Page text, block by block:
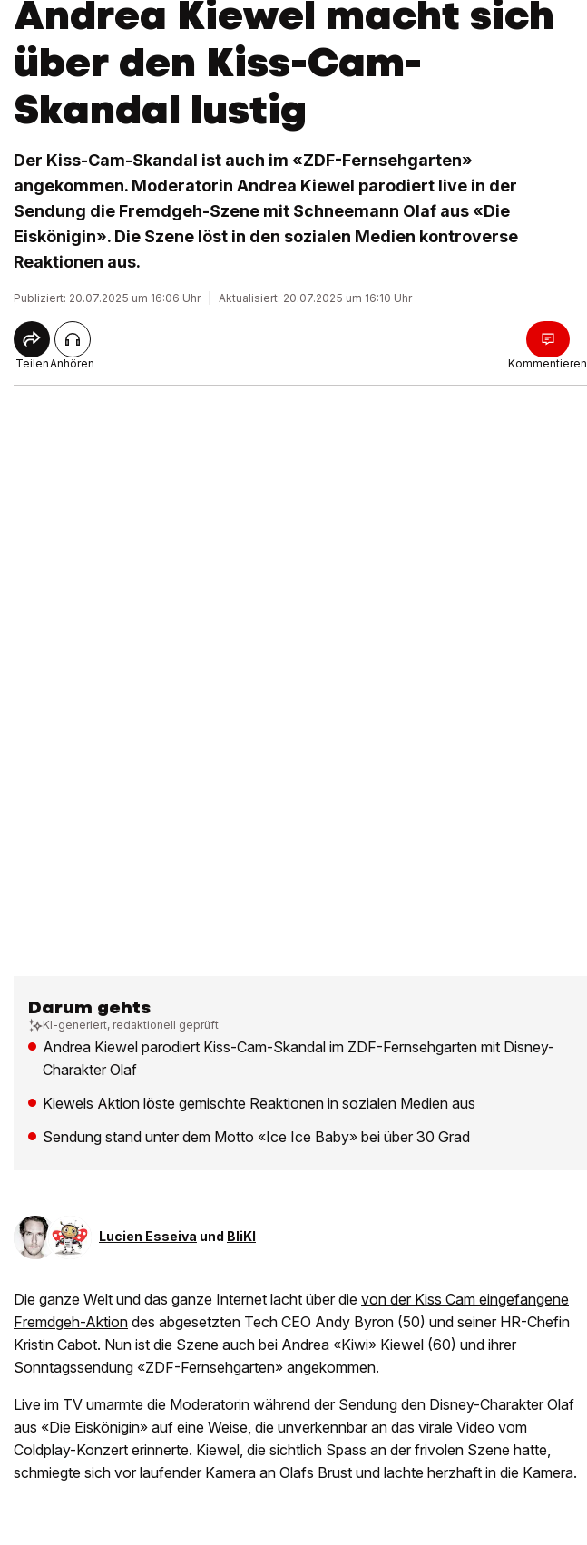
Andrea Kiewel macht sich
über den Kiss-Cam-
Skandal lustig
Der Kiss-Cam-Skandal ist auch im «ZDF-Fernsehgarten»
angekommen. Moderatorin Andrea Kiewel parodiert live in der
Sendung die Fremdgeh-Szene mit Schneemann Olaf aus «Die
Eiskönigin». Die Szene löst in den sozialen Medien kontroverse
Reaktionen aus.
Publiziert: 20.07.2025 um 16:06 Uhr Aktualisiert: 20.07.2025 um 16:10 Uhr
TeilenAnhören Kommentieren
Darum gehts
KI-generiert, redaktionell geprüft
Andrea Kiewel parodiert Kiss-Cam-Skandal im ZDF-Fernsehgarten mit Disney-
Charakter Olaf
Kiewels Aktion löste gemischte Reaktionen in sozialen Medien aus
Sendung stand unter dem Motto «Ice Ice Baby» bei über 30 Grad
Lucien Esseiva und BliKI
Die ganze Welt und das ganze Internet lacht über die von der Kiss Cam eingefangene
Fremdgeh-Aktion des abgesetzten Tech CEO Andy Byron (50) und seiner HR-Chefin
Kristin Cabot. Nun ist die Szene auch bei Andrea «Kiwi» Kiewel (60) und ihrer
Sonntagssendung «ZDF-Fernsehgarten» angekommen.
Live im TV umarmte die Moderatorin während der Sendung den Disney-Charakter Olaf
aus «Die Eiskönigin» auf eine Weise, die unverkennbar an das virale Video vom
Coldplay-Konzert erinnerte. Kiewel, die sichtlich Spass an der frivolen Szene hatte,
schmiegte sich vor laufender Kamera an Olafs Brust und lachte herzhaft in die Kamera.